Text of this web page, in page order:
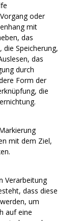
oder
mit
das
die Speicherung,
das
durch
Form der
die
mit dem Ziel,
Verarbeitung
dass diese
um
auf eine